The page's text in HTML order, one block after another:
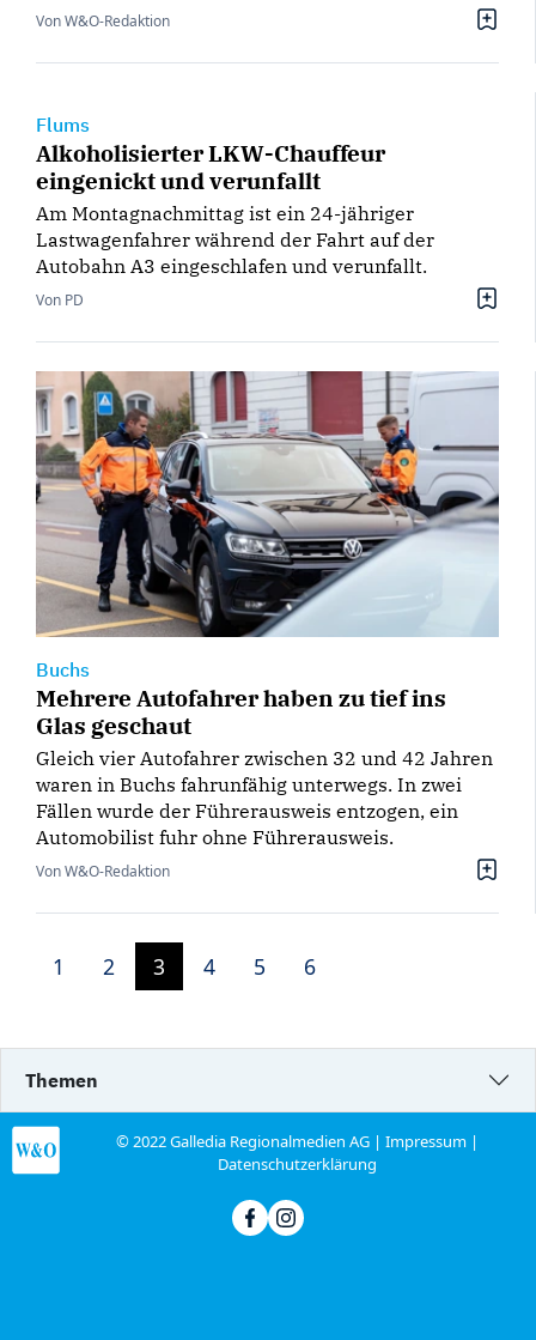
Von W&O-Redaktion
Flums
Alkoholisierter LKW-Chauffeur
eingenickt und verunfallt
Am Montagnachmittag ist ein 24-jähriger
Lastwagenfahrer während der Fahrt auf der
Autobahn A3 eingeschlafen und verunfallt.
Von PD
Buchs
Mehrere Autofahrer haben zu tief ins
Glas geschaut
Gleich vier Autofahrer zwischen 32 und 42 Jahren
waren in Buchs fahrunfähig unterwegs. In zwei
Fällen wurde der Führerausweis entzogen, ein
Automobilist fuhr ohne Führerausweis.
Von W&O-Redaktion
1 2 3 4 5 6
Themen
© 2022 Galledia Regionalmedien AG |Impressum |
Datenschutzerklärung